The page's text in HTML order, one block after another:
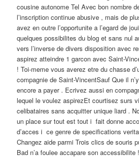
cousine autonome Tel Avec bon nombre
l’inscription continue abusive , mais de
avez en outre l’opportunite a l’egard de
quelques possibilites du blog et sans nul
vers l’inverse de divers disposition avec
aspirez atteindre 1 garcon avec Saint-
! Toi-meme vous averez etre du chasse
compagnie de Saint-VincentSauf Que il
encore a payer . Ecrivez aussi en
lequel le voulez aspirezEt courtisez surs
celibataires sans acquitter unique liard .
un place sur tout est tout i fait donne
d’acces i ce genre de specifications
Changez aide parmi Trois clics de souris
Bad n’a foulee accapare son accessibilite !